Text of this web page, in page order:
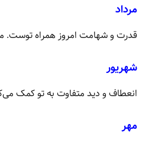
مرداد
قدرت و شهامت امروز همراه توست.
شهریور
انعطاف و دید متفاوت به تو کمک
مهر